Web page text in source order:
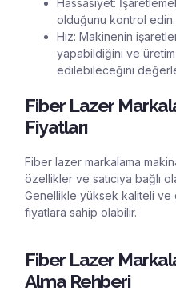
Hassasiyet:
olduğunu kontrol edin.
Hız: Makinenin
yapabildiğini ve
edilebileceğini
Fiber Lazer
Fiyatları
Fiber lazer markalama
özellikler ve satıcıya bağlı
Genellikle yüksek kaliteli ve
fiyatlara sahip olabilir.
Fiber Lazer
Alma Rehberi